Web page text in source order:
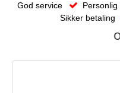
God service Personlig
Sikker betaling